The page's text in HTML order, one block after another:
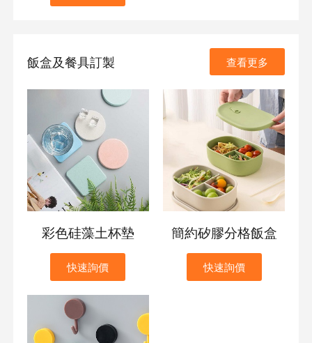
飯盒及餐具訂製 查看更多
彩色硅藻土杯墊
快速詢價
簡約矽膠分格飯盒
快速詢價